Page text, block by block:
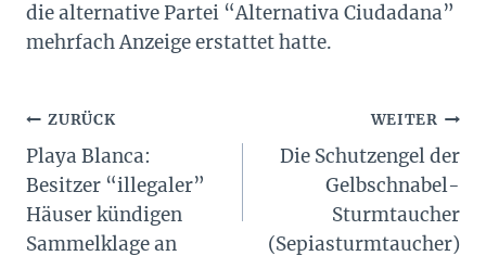
die alternative Partei “Alternativa Ciudadana”
mehrfach Anzeige erstattet hatte.
Beitragsnavigation
ZURÜCK
Playa Blanca:
Besitzer “illegaler”
Häuser kündigen
Sammelklage an
WEITER
Die Schutzengel der
Gelbschnabel-
Sturmtaucher
(Sepiasturmtaucher)